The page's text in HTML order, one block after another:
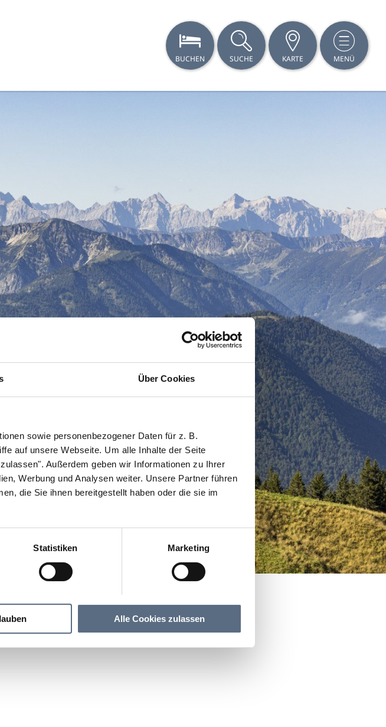
Über Cookies
sowie personenbezogener Daten für z. B.
auf unsere Webseite. Um alle Inhalte der Seite
Außerdem geben wir Informationen zu Ihrer
Werbung und Analysen weiter. Unsere Partner führen
die Sie ihnen bereitgestellt haben oder die sie im
Statistiken Marketing
Alle Cookies zulassen
BUCHEN SUCHE KARTE MENÜ